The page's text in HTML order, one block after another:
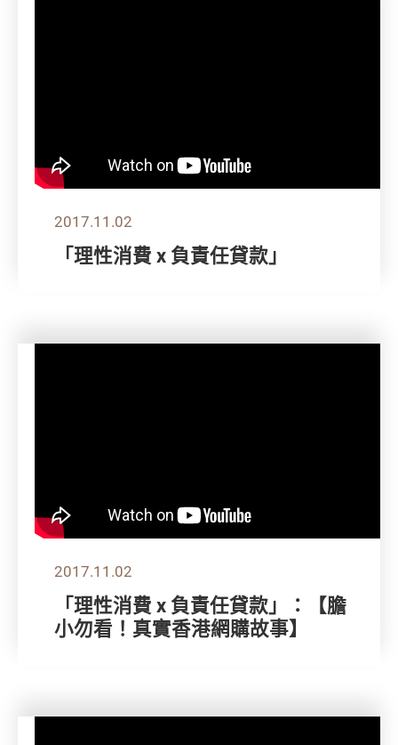
2017.11.02
「理性消費 x 負責任貸款」
2017.11.02
「理性消費 x 負責任貸款」：【膽
小勿看！真實香港網購故事】